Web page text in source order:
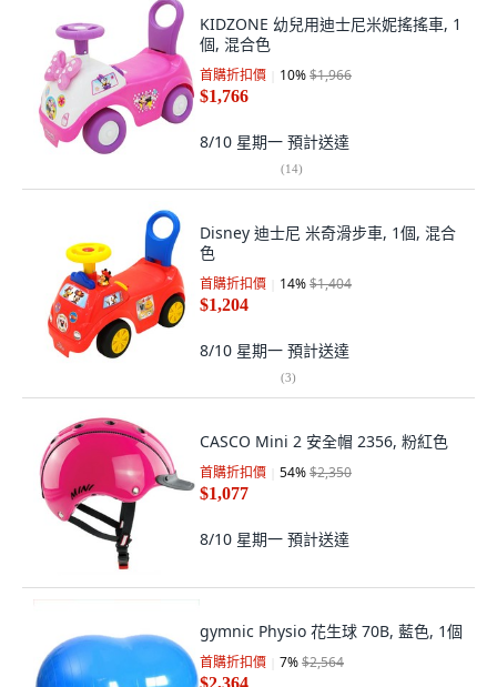
KIDZONE 幼兒用迪士尼米妮搖搖車, 1
個, 混合色
首購折扣價 10%$1,966
$1,766
8/10 星期一 預計送達
(14)
Disney 迪士尼 米奇滑步車, 1個, 混合
色
首購折扣價 14%$1,404
$1,204
8/10 星期一 預計送達
(3)
CASCO Mini 2 安全帽 2356, 粉紅色
首購折扣價 54%$2,350
$1,077
8/10 星期一 預計送達
gymnic Physio 花生球 70B, 藍色, 1個
首購折扣價 7%$2,564
$2,364